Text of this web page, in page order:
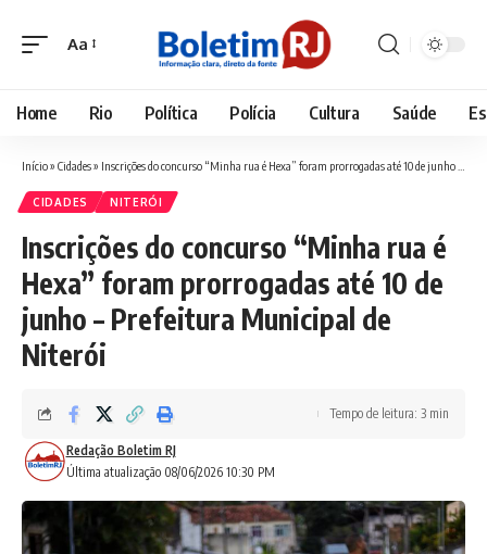
Font
Aa
Home Rio Política Polícia Cultura Saúde
Início» Cidades» Inscrições do concurso “Minha rua é Hexa” foram prorrogadas até 10 de junho – Prefeitura Municipal de Niterói
CIDADES NITERÓI
Inscrições do concurso “Minha rua é
Hexa” foram prorrogadas até 10 de
junho – Prefeitura Municipal de
Niterói
Última atualização 08/06/2026 10:30 PM
Redação Boletim RJ
Tempo de leitura: 3 min